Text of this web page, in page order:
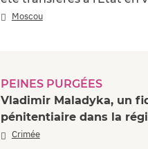
Moscou
PEINES PURGÉES
Vladimir Maladyka, un
pénitentiaire dans la
Crimée